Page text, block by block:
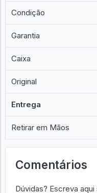
Condição
Garantia
Caixa
Original
Entrega
Retirar em Mãos
Comentários
Dúvidas? Escreva